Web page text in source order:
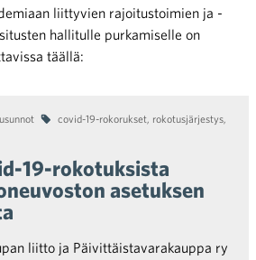
liittyvien rajoitustoimien ja -
hallitulle purkamiselle on
täällä:
covid-19-rokorukset, rokotusjärjestys,
19-rokotuksista
asetuksen
liitto ja Päivittäistavarakauppa ry